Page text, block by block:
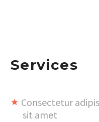
Services
Consectetur
sit amet